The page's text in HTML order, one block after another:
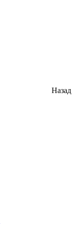
Назад